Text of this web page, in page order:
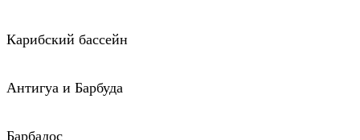
Карибский бассейн
Антигуа и Барбуда
Барбадос